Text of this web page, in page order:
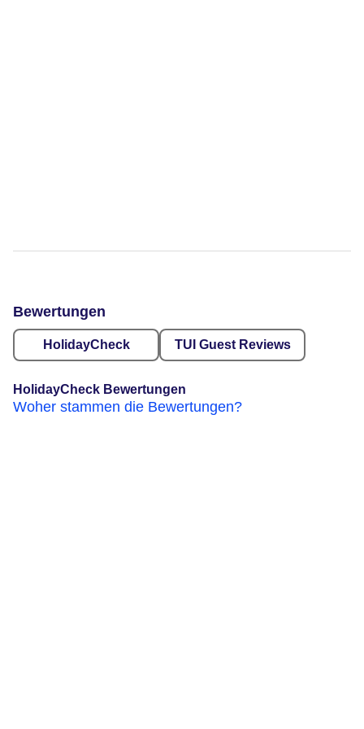
Bewertungen
HolidayCheck TUI Guest Reviews
HolidayCheck Bewertungen
Woher stammen die Bewertungen?